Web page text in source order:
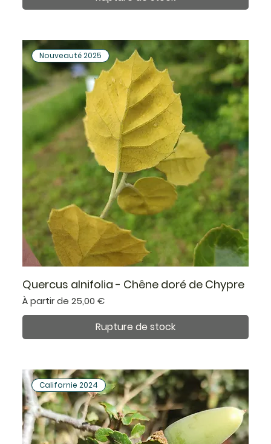
Nouveauté 2025
Quercus alnifolia - Chêne doré de Chypre
À partir de25,00 €
Prix promotionnel
Rupture de stock
Californie 2024